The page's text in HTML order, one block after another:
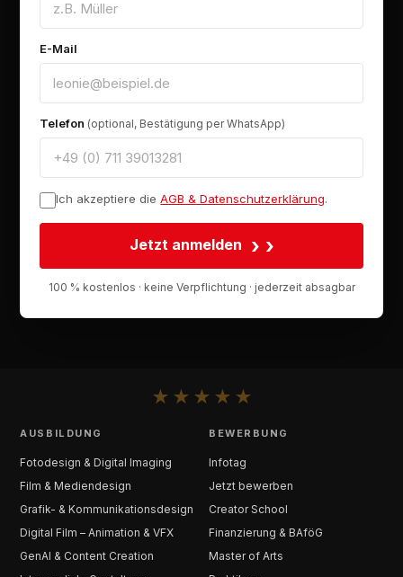
E-Mail
Telefon (optional, Bestätigung per WhatsApp)
Ich akzeptiere die AGB & Datenschutzerklärung.
Jetzt anmelden ›
100 % kostenlos · keine Verpflichtung · jederzeit absagbar
★ ★ ★ ★ ★
AUSBILDUNG
Fotodesign & Digital Imaging
Film & Mediendesign
Grafik- & Kommunikationsdesign
Digital Film – Animation & VFX
GenAI & Content Creation
BEWERBUNG
Infotag
Jetzt bewerben
Creator School
Finanzierung & BAföG
Master of Arts